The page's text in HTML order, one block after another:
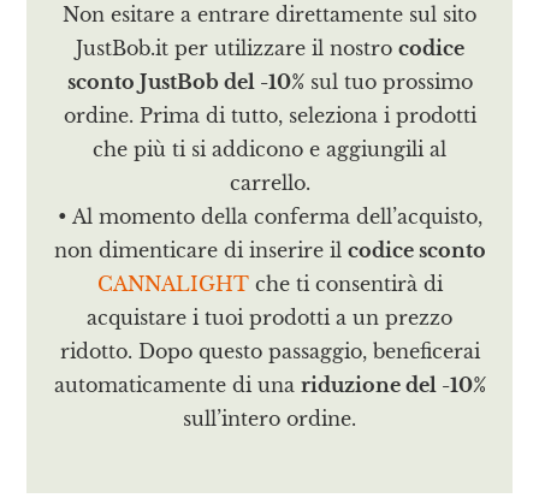
Non esitare a entrare direttamente sul sito
JustBob.it per utilizzare il nostro codice
sconto JustBob del -10%sul tuo prossimo
ordine. Prima di tutto, seleziona i prodotti
che più ti si addicono e aggiungili al
carrello.
• Al momento della conferma dell’acquisto,
non dimenticare di inserire il codice sconto
CANNALIGHTche ti consentirà di
acquistare i tuoi prodotti a un prezzo
ridotto. Dopo questo passaggio, beneficerai
automaticamente di una riduzione del -10%
sull’intero ordine.